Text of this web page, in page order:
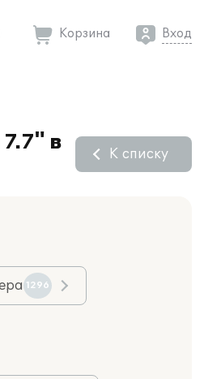
Корзина Вход
в
К списку
1296